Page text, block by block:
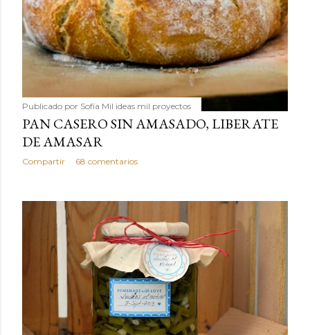
Publicado por Sofía Mil ideas mil proyectos
PAN CASERO SIN AMASADO, LIBERATE
DE AMASAR
Compartir 68 comentarios